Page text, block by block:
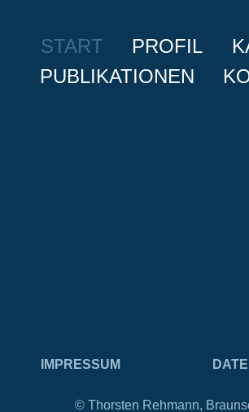
START PROFIL
PUBLIKATIONEN
IMPRESSUM
© Thorsten Rehmann,